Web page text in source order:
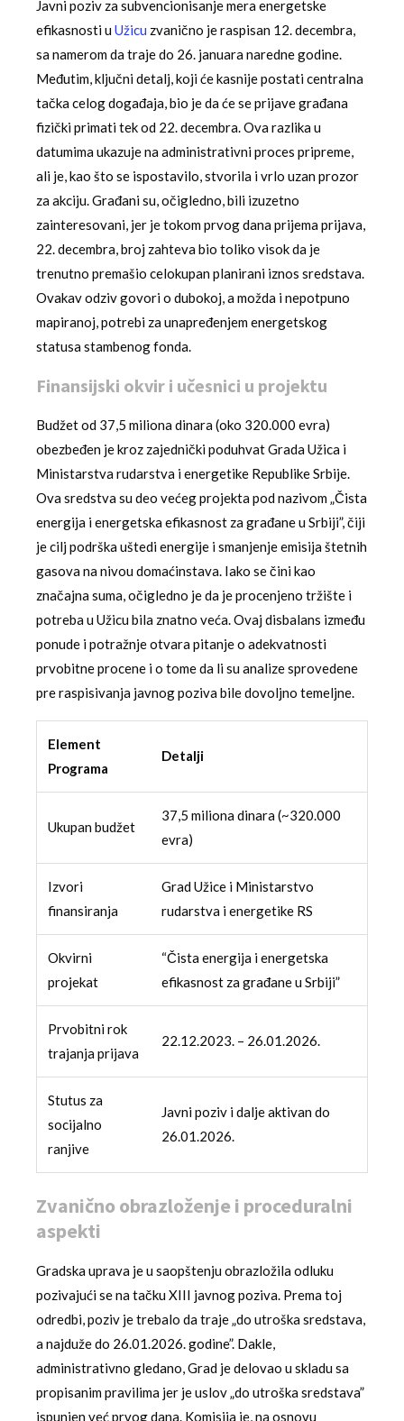
Javni poziv za subvencionisanje mera energetske
efikasnosti uUžicu zvanično je raspisan 12. decembra,
sa namerom da traje do 26. januara naredne godine.
Međutim, ključni detalj, koji će kasnije postati centralna
tačka celog događaja, bio je da će se prijave građana
fizički primati tek od 22. decembra. Ova razlika u
datumima ukazuje na administrativni proces pripreme,
ali je, kao što se ispostavilo, stvorila i vrlo uzan prozor
za akciju. Građani su, očigledno, bili izuzetno
zainteresovani, jer je tokom prvog dana prijema prijava,
22. decembra, broj zahteva bio toliko visok da je
trenutno premašio celokupan planirani iznos sredstava.
Ovakav odziv govori o dubokoj, a možda i nepotpuno
mapiranoj, potrebi za unapređenjem energetskog
statusa stambenog fonda.
Finansijski okvir i učesnici u projektu
Budžet od 37,5 miliona dinara (oko 320.000 evra)
obezbeđen je kroz zajednički poduhvat Grada Užica i
Ministarstva rudarstva i energetike Republike Srbije.
Ova sredstva su deo većeg projekta pod nazivom „Čista
energija i energetska efikasnost za građane u Srbiji”, čiji
je cilj podrška uštedi energije i smanjenje emisija štetnih
gasova na nivou domaćinstava. Iako se čini kao
značajna suma, očigledno je da je procenjeno tržište i
potreba u Užicu bila znatno veća. Ovaj disbalans između
ponude i potražnje otvara pitanje o adekvatnosti
prvobitne procene i o tome da li su analize sprovedene
pre raspisivanja javnog poziva bile dovoljno temeljne.
Element
Programa
Detalji
Ukupan budžet
37,5 miliona dinara (~320.000
evra)
Izvori
finansiranja
Grad Užice i Ministarstvo
rudarstva i energetike RS
Okvirni
projekat
“Čista energija i energetska
efikasnost za građane u Srbiji”
Prvobitni rok
trajanja prijava
22.12.2023. – 26.01.2026.
Stutus za
socijalno
ranjive
Javni poziv i dalje aktivan do
26.01.2026.
Zvanično obrazloženje i proceduralni
aspekti
Gradska uprava je u saopštenju obrazložila odluku
pozivajući se na tačku XIII javnog poziva. Prema toj
odredbi, poziv je trebalo da traje „do utroška sredstava,
a najduže do 26.01.2026. godine”. Dakle,
administrativno gledano, Grad je delovao u skladu sa
propisanim pravilima jer je uslov „do utroška sredstava”
ispunjen već prvog dana. Komisija je, na osnovu